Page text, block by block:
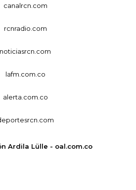
canalrcn.com
rcnradio.com
noticiasrcn.com
lafm.com.co
alerta.com.co
Ardila Lülle - oal.com.co